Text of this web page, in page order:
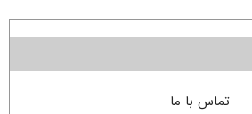
تماس با ما